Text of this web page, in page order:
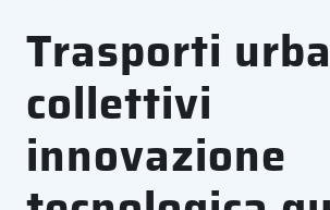
Trasporti
collettivi
innovazione